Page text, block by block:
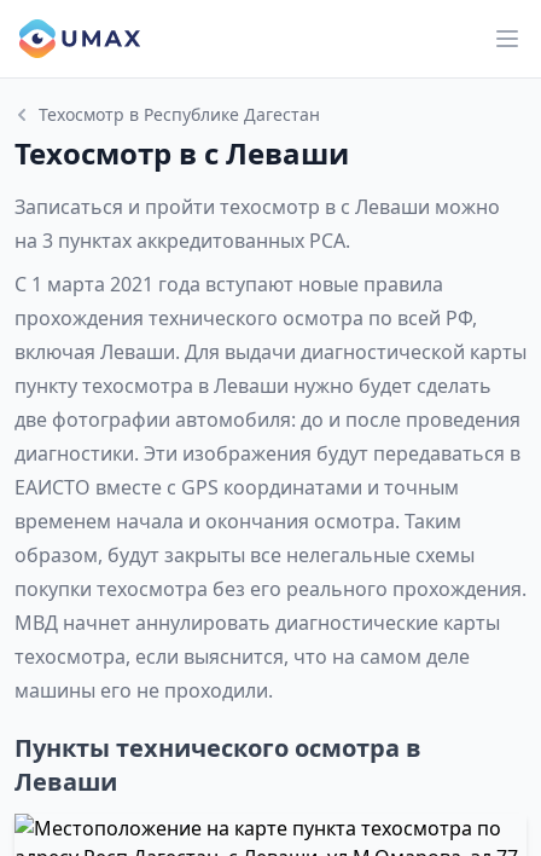
Техосмотр в Республике Дагестан
Техосмотр в с Леваши
Записаться и пройти техосмотр в с Леваши можно
на 3 пунктах аккредитованных РСА.
С 1 марта 2021 года вступают новые правила
прохождения технического осмотра по всей РФ,
включая Леваши. Для выдачи диагностической карты
пункту техосмотра в Леваши нужно будет сделать
две фотографии автомобиля: до и после проведения
диагностики. Эти изображения будут передаваться в
ЕАИСТО вместе с GPS координатами и точным
временем начала и окончания осмотра. Таким
образом, будут закрыты все нелегальные схемы
покупки техосмотра без его реального прохождения.
МВД начнет аннулировать диагностические карты
техосмотра, если выяснится, что на самом деле
машины его не проходили.
Пункты технического осмотра в
Леваши